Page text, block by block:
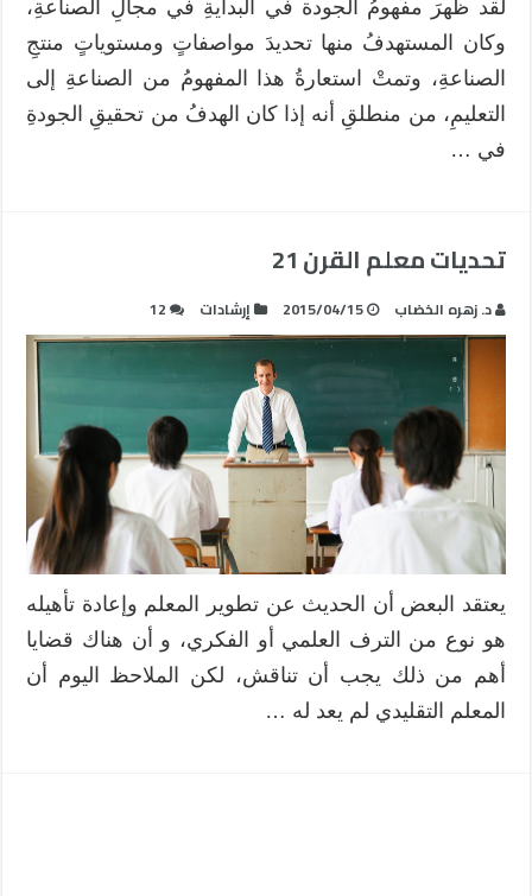
لقد ظهرَ مفهومُ الجودة في البدايةِ في مجالِ الصناعةِ،
وكان المستهدفُ منها تحديدَ مواصفاتٍ ومستوياتٍ منتجِ
الصناعةِ، وتمتْ استعارةُ هذا المفهومُ من الصناعةِ إلى
التعليمِ، من منطلقِ أنه إذا كان الهدفُ من تحقيقِ الجودةِ
في …
تحديات معلم القرن 21
د. زهره الخضاب 2015/04/15 إرشادات 12
يعتقد البعض أن الحديث عن تطوير المعلم وإعادة تأهيله
هو نوع من الترف العلمي أو الفكري، و أن هناك قضايا
أهم من ذلك يجب أن تناقش، لكن الملاحظ اليوم أن
المعلم التقليدي لم يعد له …